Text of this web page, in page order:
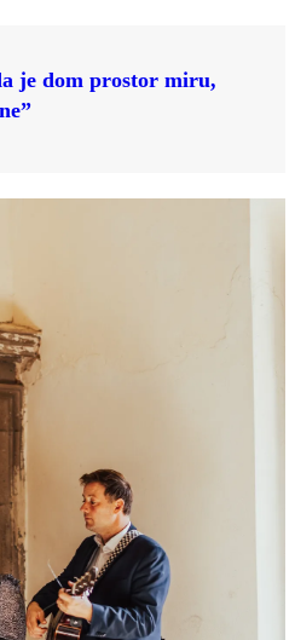
je dom prostor miru,